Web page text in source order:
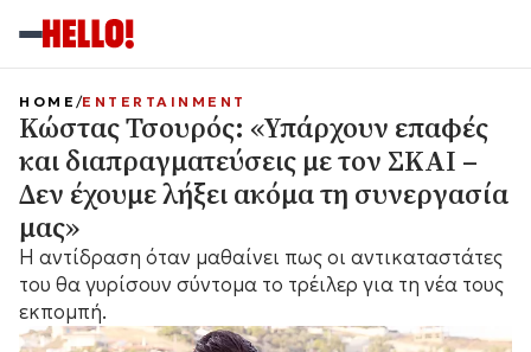
HOME ENTERTAINMENT
Κώστας Τσουρός: «Υπάρχουν επαφές
και διαπραγματεύσεις με τον ΣΚΑΙ –
Δεν έχουμε λήξει ακόμα τη συνεργασία
μας»
Η αντίδραση όταν μαθαίνει πως οι αντικαταστάτες
του θα γυρίσουν σύντομα το τρέιλερ για τη νέα τους
εκπομπή.